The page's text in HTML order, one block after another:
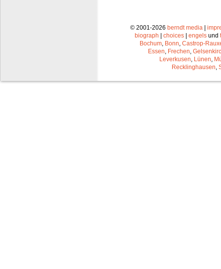
© 2001-2026 berndt media|
biograph
choices engels und
Bochum, Bonn, Castrop-
Essen, Frechen,
Leverkusen, Lünen,
Recklinghausen,